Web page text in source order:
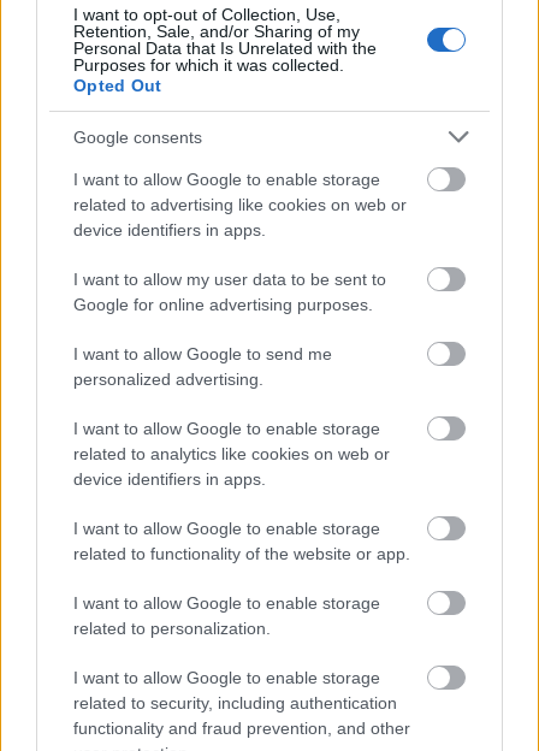
I want to opt-out of Collection, Use,
Retention, Sale, and/or Sharing of my
Personal Data that Is Unrelated with the
Purposes for which it was collected.
Opted Out
Google consents
I want to allow Google to enable storage
related to advertising like cookies on web or
device identifiers in apps.
I want to allow my user data to be sent to
Google for online advertising purposes.
I want to allow Google to send me
personalized advertising.
I want to allow Google to enable storage
related to analytics like cookies on web or
device identifiers in apps.
I want to allow Google to enable storage
related to functionality of the website or app.
I want to allow Google to enable storage
related to personalization.
I want to allow Google to enable storage
related to security, including authentication
functionality and fraud prevention, and other
fel lehet tenni a kérdéseket. Sokszor a
legegyszerűbb kérdések a leghatékonyabbak. Van,
hogy elég csak annyit kérdezünk: Hogy vagy?, Mit
gondolsz?, Hogy érzed magad? Ha ezeket nem
kutyafuttában, hanem valódi érdeklődéssel
tartalmas beszélgetések indulhatnak el.
Az Egymás nevet kapta Orvos-Tóth Noémi
transzgenerációs kártyacsomagja
Visszakanyarodva a férfiak szocializációjához – az
Egymáskártyák véleményed szerint segítenének